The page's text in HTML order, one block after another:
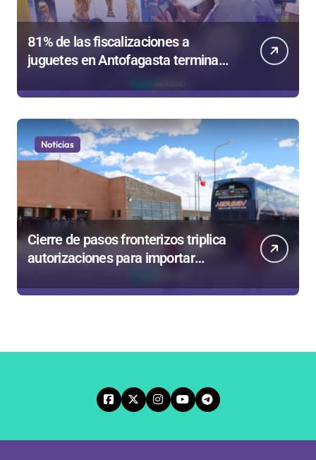
81% de las fiscalizaciones a
juguetes en Antofagasta termina
en sumarios sanitarios
Noticias
Cierre de pasos fronterizos triplica
autorizaciones para importar